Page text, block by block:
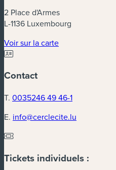
2 Place d'Armes
L-1136 Luxembourg
Voir sur la carte(nouvelle fenêtre)
Contact
T. 0035246 49 46-1
E. info@cerclecite.lu
Tickets individuels :